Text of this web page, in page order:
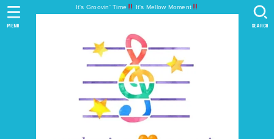
It's Groovin' Time It's Mellow Moment
SEARCH
MENU